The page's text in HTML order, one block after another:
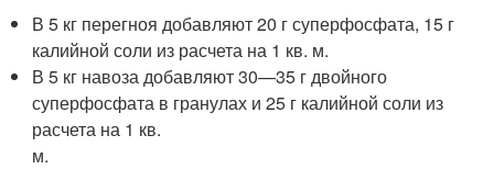
В 5 кг перегноя добавляют 20 г суперфосфата, 15 г
калийной соли из расчета на 1 кв. м.
В 5 кг навоза добавляют 30—35 г двойного
суперфосфата в гранулах и 25 г калийной соли из
расчета на 1 кв.
м.